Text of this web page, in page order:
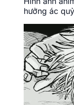
hưởng ác